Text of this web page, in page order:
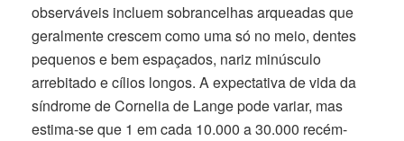
observáveis ​​incluem sobrancelhas arqueadas que
geralmente crescem como uma só no meio, dentes
pequenos e bem espaçados, nariz minúsculo
arrebitado e cílios longos. A expectativa de vida da
síndrome de Cornelia de Lange pode variar, mas
estima-se que 1 em cada 10.000 a 30.000 recém-